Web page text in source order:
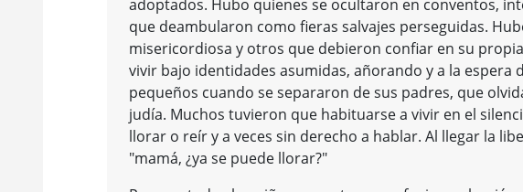
adoptados. Hubo quienes se ocultaron en conventos,
que deambularon como fieras salvajes perseguidas.
misericordiosa y otros que debieron confiar en su
vivir bajo identidades asumidas, añorando y a la espera
pequeños cuando se separaron de sus padres, que
judía. Muchos tuvieron que habituarse a vivir en el
llorar o reír y a veces sin derecho a hablar. Al llegar la
"mamá, ¿ya se puede llorar?"